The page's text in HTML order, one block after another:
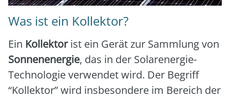
Was ist ein Kollektor?
Ein Kol­lek­torist ein Gerät zur Samm­lung von
Son­nen­en­er­gie, das in der Solar­ener­gie-
Tech­no­lo­gie ver­wen­det wird. Der Begriff
“Kol­lek­tor” wird ins­be­son­de­re im Bereich der